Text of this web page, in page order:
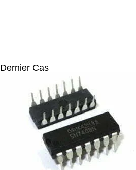
Dernier Cas